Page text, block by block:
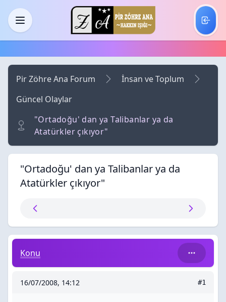
Skip to main content
Menü
Pir Zöhre Ana Forum
İnsan ve Toplum
Güncel Olaylar
"Ortadoğu' dan ya Talibanlar ya da
Atatürkler çıkıyor"
"Ortadoğu' dan ya Talibanlar ya da
Atatürkler çıkıyor"
"Ortadoğu' dan ya Talibanlar ya da Atatürkler çıkıyor"
Konu
16/07/2008, 14:12 #1